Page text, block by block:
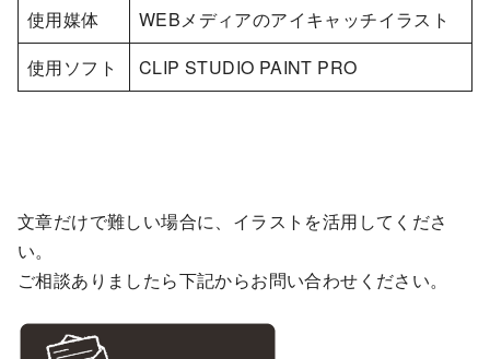
使用媒体
WEBメディアのアイキャッチイラスト
使用ソフト
CLIP STUDIO PAINT PRO
文章だけで難しい場合に、イラストを活用してくださ
い。
ご相談ありましたら下記からお問い合わせください。